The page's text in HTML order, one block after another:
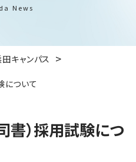
News
キャンパス
について
書）採用試験につ